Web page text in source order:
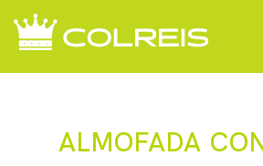
ALMOFADA